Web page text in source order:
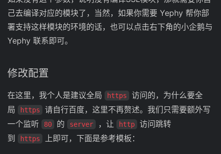
己去编译对应的模块了，当然，如果你需要 Yephy 帮你部
署支持这样模块的环境的话，也可以点击右下角的小企鹅与
Yephy 联系即可。
修改配置
在这里，我个人是建议全局 https
访问的，为什么要全
局
https
请自行百度，这里不再赘述。我们只需要额外写
一个监听
80 的 server ，让 http
访问跳转
到
https 上即可，下面是参考模板：